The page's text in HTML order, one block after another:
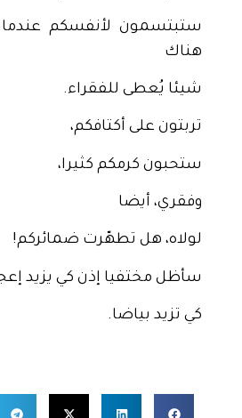
ستبتسمون لأنفسكم
هناك
شيئا يُعطى للفقراء.
تربتون على أكتافكم،
ستحبون كرمكم كثيرا،
وفقري، أيضا
لولاه، هل تطهّرت ضمائركم!
سأظل مختفيا إذن كي يزيد
كي تزيد بياضا.